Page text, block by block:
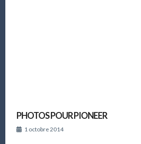
PHOTOS POUR PIONEER
1 octobre 2014